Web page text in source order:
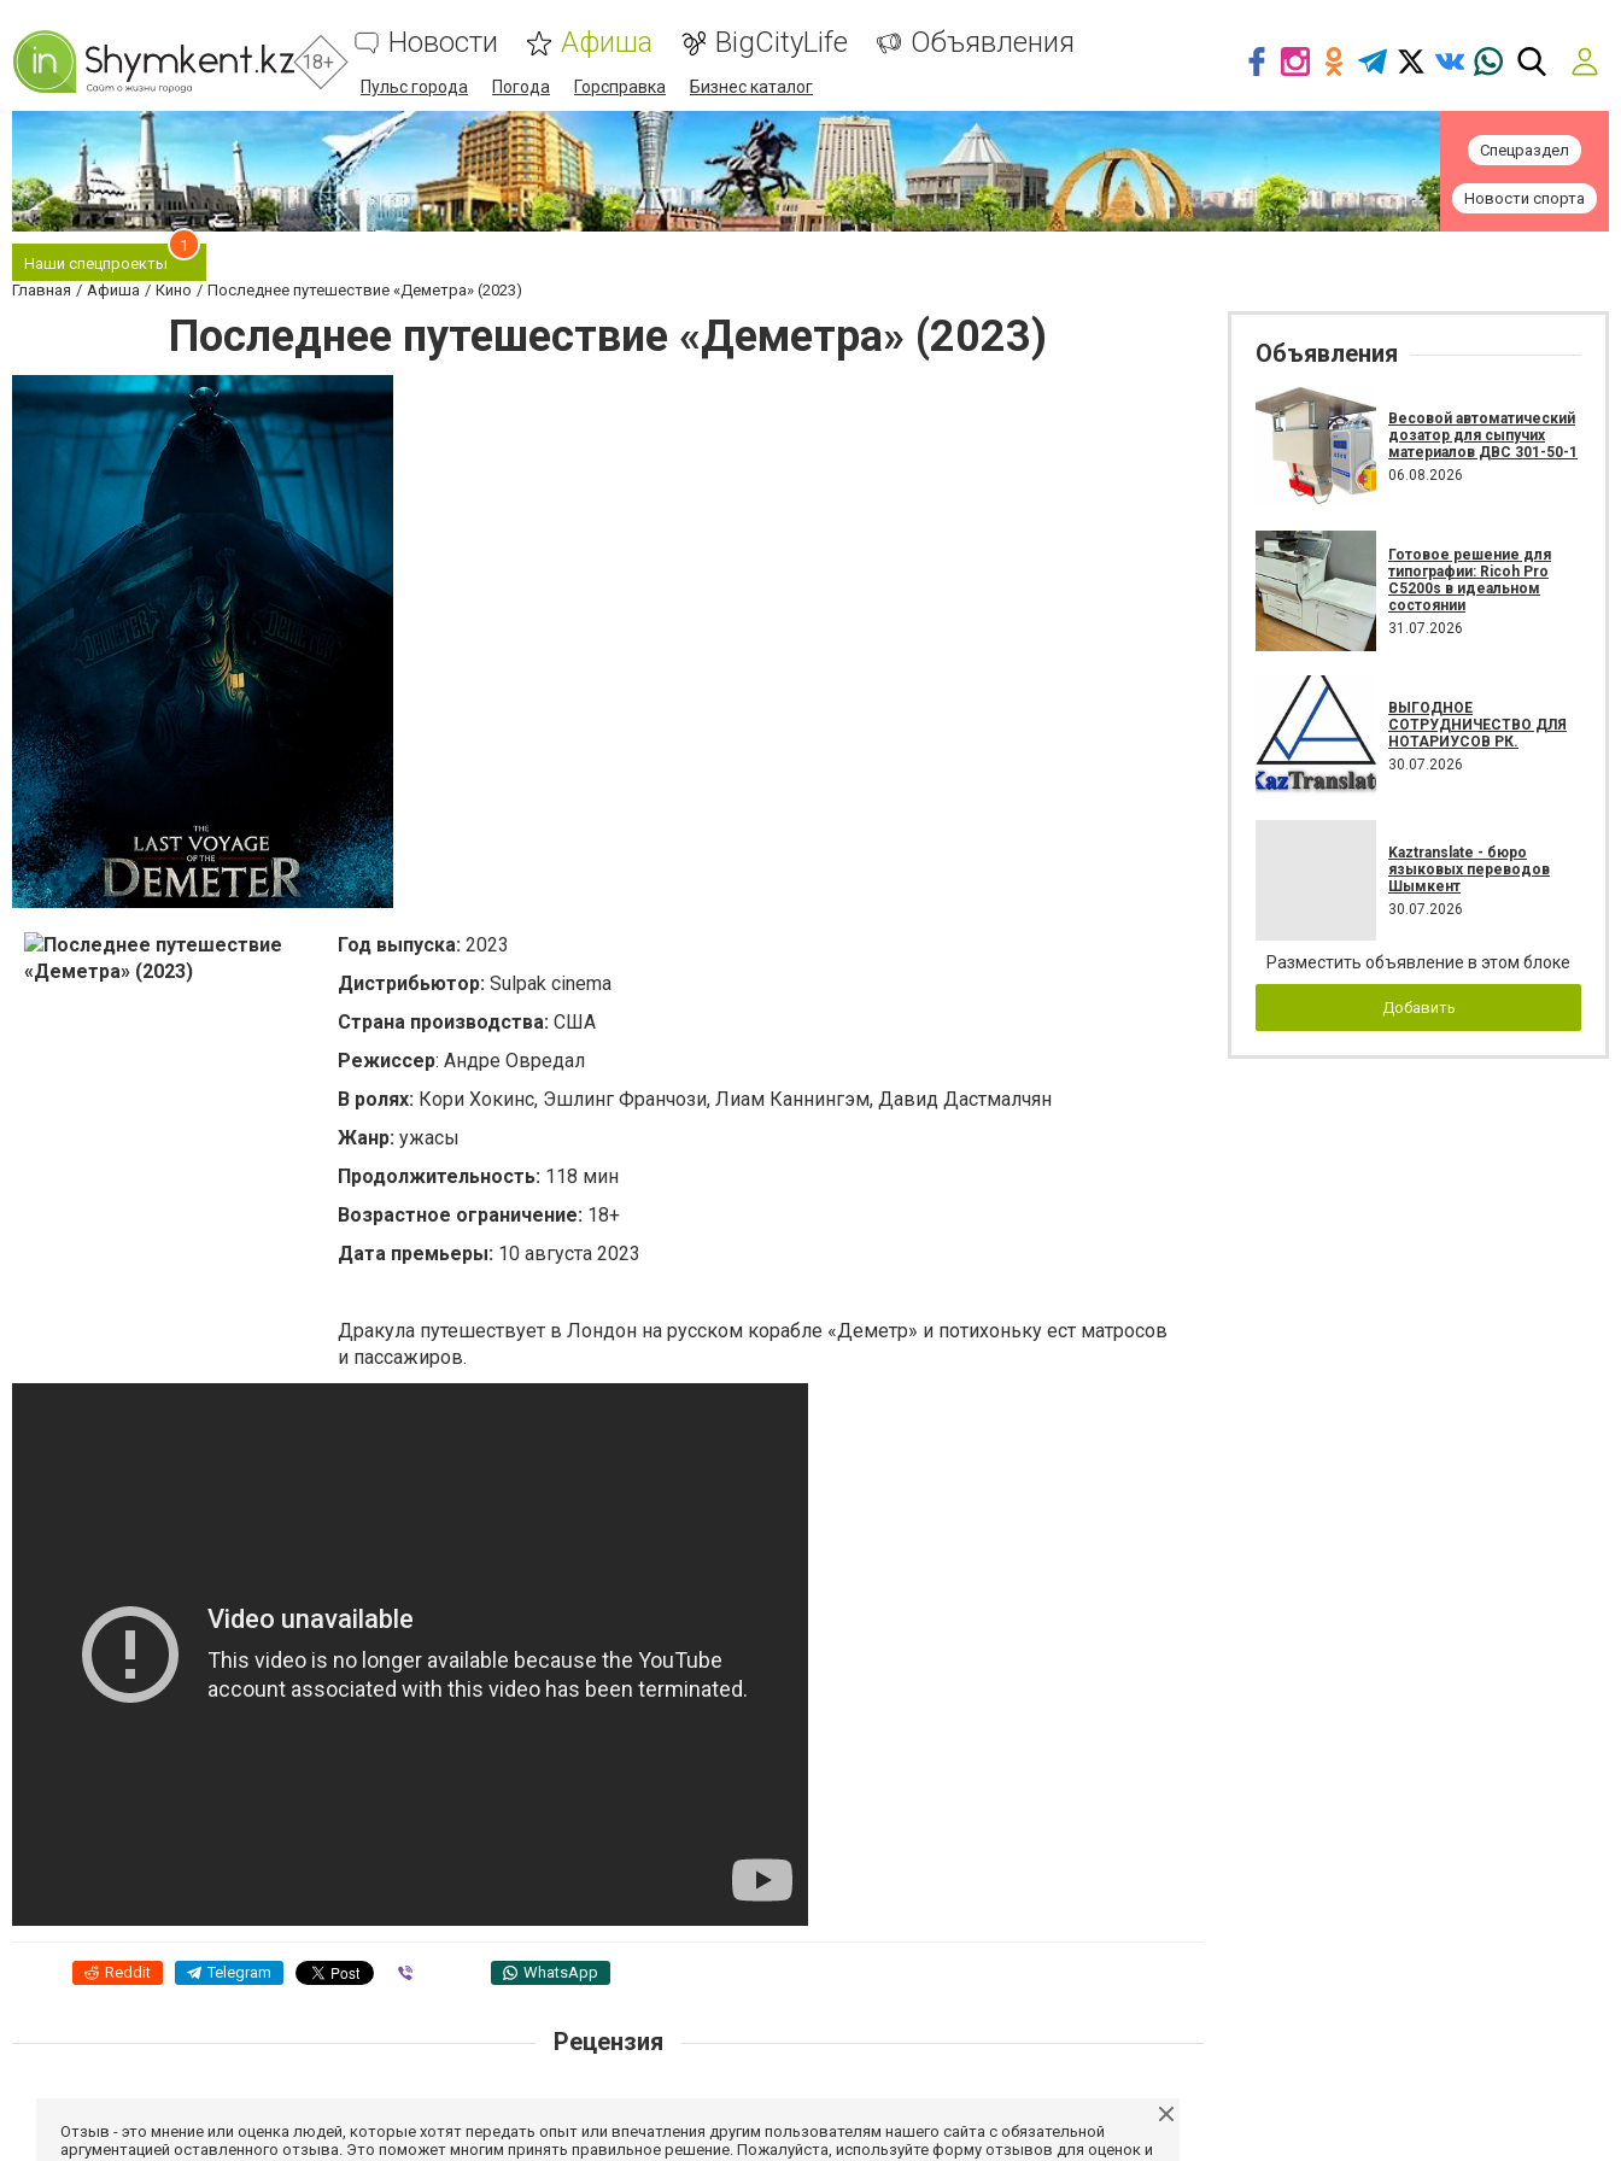
18+
Новости Афиша BigCityLife Объявления
Пульс города Погода Горсправка Бизнес каталог
Спецраздел
Новости спорта
Наши спецпроекты
1
Главная Афиша Кино Последнее путешествие «Деметра» (2023)
Последнее путешествие «Деметра» (2023)
Год выпуска: 2023
Дистрибьютор: Sulpak cinema
Страна производства: США
Режиссер: Андре Овредал
В ролях: Кори Хокинс, Эшлинг Франчози, Лиам Каннингэм, Давид Дастмалчян
Жанр: ужасы
Продолжительность: 118 мин
Возрастное ограничение: 18+
Дата премьеры: 10 августа 2023
Дракула путешествует в Лондон на русском корабле «Деметр» и потихоньку ест матросов
и пассажиров.
Reddit Telegram WhatsApp
Рецензия
Отзыв - это мнение или оценка людей, которые хотят передать опыт или впечатления другим пользователям нашего сайта с обязательной
аргументацией оставленного отзыва. Это поможет многим принять правильное решение. Пожалуйста, используйте форму отзывов для оценок и
Объявления
Весовой автоматический
дозатор для сыпучих
материалов ДВС 301-50-1
06.08.2026
Готовое решение для
типографии: Ricoh Pro
C5200s в идеальном
состоянии
31.07.2026
ВЫГОДНОЕ
СОТРУДНИЧЕСТВО ДЛЯ
НОТАРИУСОВ РК.
30.07.2026
Kaztranslate - бюро
языковых переводов
Шымкент
30.07.2026
Разместить объявление в этом блоке
Добавить